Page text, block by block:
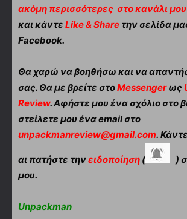
ακόμη περισσότερες στο κανάλι
και κάντε Like & Share την σελίδα
Facebook.
Θα χαρώ να βοηθήσω και να
σας. Θα με βρείτε στοMessengerως
Review. Αφήστε μου ένα σχόλιο στο
στείλετε μου ένα email στο
unpackmanreview@gmail.com. Κάντε
αι πατήστε τηνειδοποίηση (
)
μου.
Unpackman